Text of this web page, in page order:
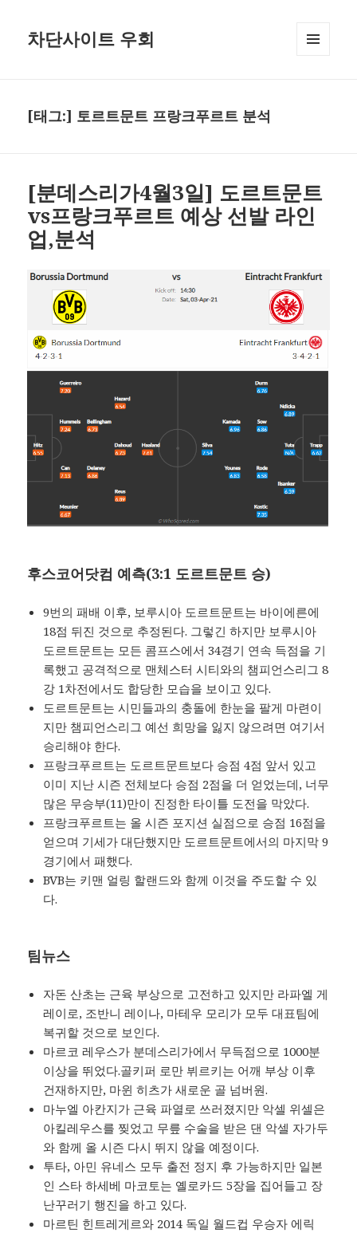
차단사이트 우회
[태그:] 토르트문트 프랑크푸르트 분석
[분데스리가4월3일] 도르트문트
vs프랑크푸르트 예상 선발 라인
업,분석
후스코어닷컴 예측(3:1 도르트문트 승)
9번의 패배 이후, 보루시아 도르트문트는 바이에른에
18점 뒤진 것으로 추정된다. 그렇긴 하지만 보루시아
도르트문트는 모든 콤프스에서 34경기 연속 득점을 기
록했고 공격적으로 맨체스터 시티와의 챔피언스리그 8
강 1차전에서도 합당한 모습을 보이고 있다.
도르트문트는 시민들과의 충돌에 한눈을 팔게 마련이
지만 챔피언스리그 예선 희망을 잃지 않으려면 여기서
승리해야 한다.
프랑크푸르트는 도르트문트보다 승점 4점 앞서 있고
이미 지난 시즌 전체보다 승점 2점을 더 얻었는데, 너무
많은 무승부(11)만이 진정한 타이틀 도전을 막았다.
프랑크푸르트는 올 시즌 포지션 실점으로 승점 16점을
얻으며 기세가 대단했지만 도르트문트에서의 마지막 9
경기에서 패했다.
BVB는 키맨 얼링 할랜드와 함께 이것을 주도할 수 있
다.
팀뉴스
자돈 산초는 근육 부상으로 고전하고 있지만 라파엘 게
레이로, 조반니 레이나, 마테우 모리가 모두 대표팀에
복귀할 것으로 보인다.
마르코 레우스가 분데스리가에서 무득점으로 1000분
이상을 뛰었다.골키퍼 로만 뷔르키는 어깨 부상 이후
건재하지만, 마윈 히츠가 새로운 골 넘버원.
마누엘 아칸지가 근육 파열로 쓰러졌지만 악셀 위셀은
아킬레우스를 찢었고 무릎 수술을 받은 댄 악셀 자가두
와 함께 올 시즌 다시 뛰지 않을 예정이다.
투타, 아민 유네스 모두 출전 정지 후 가능하지만 일본
인 스타 하세베 마코토는 옐로카드 5장을 집어들고 장
난꾸러기 행진을 하고 있다.
마르틴 힌트레게르와 2014 독일 월드컵 우승자 에릭